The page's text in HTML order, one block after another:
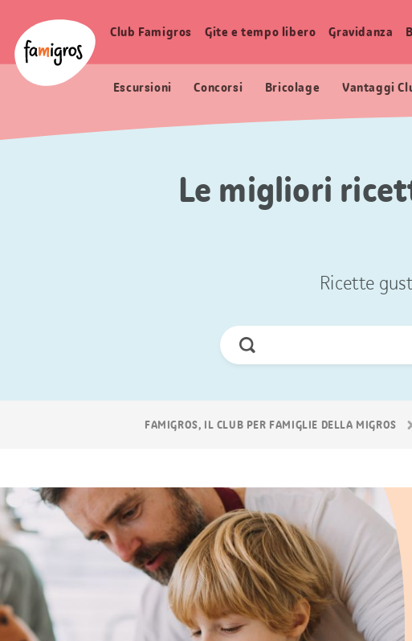
segnalibri
Logo
Navigazione
Club Famigros Gite e tempo libero Gravidanza
Escursioni Concorsi Bricolage Vantaggi
Le migliori
Ricette
Cerca
FAMIGROS, IL CLUB PER FAMIGLIE DELLA MIGROS